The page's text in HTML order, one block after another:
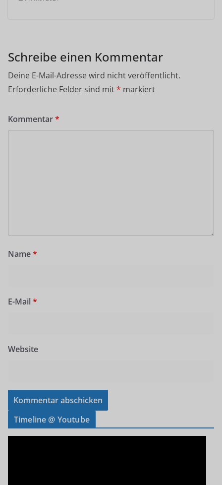
Schreibe einen Kommentar
Deine E-Mail-Adresse wird nicht veröffentlicht.
Erforderliche Felder sind mit* markiert
Kommentar*
Name*
E-Mail *
Website
Timeline @ Youtube